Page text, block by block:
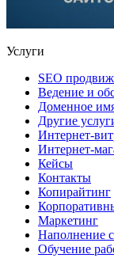
Услуги
SEO
Ведение и
Доменное
Другие
Интернет-
Интернет-
Кейсы
Контакты
Копирайтинг
Маркетинг
Наполнение
Обучение